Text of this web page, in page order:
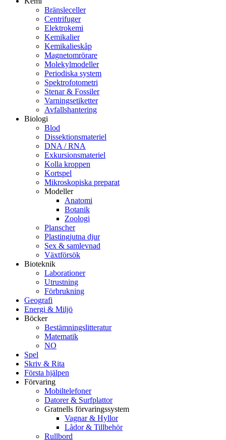
Bränsleceller
Centrifuger
Elektrokemi
Kemikalier
Kemikalieskåp
Magnetomrörare
Molekylmodeller
Periodiska system
Spektrofotometri
Stenar & Fossiler
Varningsetiketter
Avfallshantering
Biologi
Blod
Dissektionsmateriel
DNA / RNA
Exkursionsmateriel
Kolla kroppen
Kortspel
Mikroskopiska preparat
Modeller
Anatomi
Botanik
Zoologi
Planscher
Plastingjutna djur
Sex & samlevnad
Växtförsök
Bioteknik
Laborationer
Utrustning
Förbrukning
Geografi
Energi & Miljö
Böcker
Bestämningslitteratur
Matematik
NO
Spel
Skriv & Rita
Första hjälpen
Förvaring
Mobiltelefoner
Datorer & Surfplattor
Gratnells förvaringssystem
Vagnar & Hyllor
Lådor & Tillbehör
Rullbord